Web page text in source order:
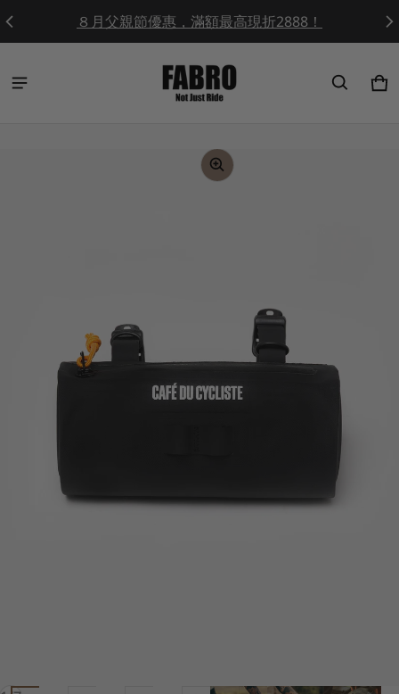
End Of Season Sale / 最低五折起！
0